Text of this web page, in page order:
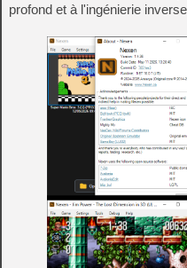
profond et à l'ingénierie